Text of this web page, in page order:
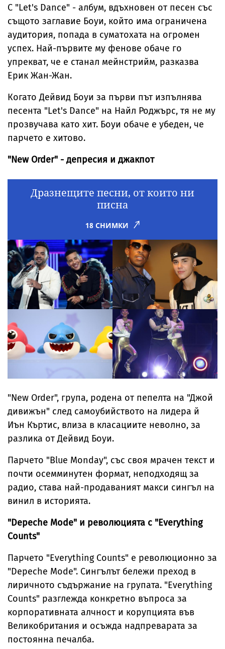
С "Let's Dance" - албум, вдъхновен от песен със
същото заглавие Боуи, който има ограничена
аудитория, попада в суматохата на огромен
успех. Най-първите му фенове обаче го
упрекват, че е станал мейнстрийм, разказва
Ерик Жан-Жан.
Когато Дейвид Боуи за първи път изпълнява
песента "Let's Dance" на Найл Роджърс, тя не му
прозвучава като хит. Боуи обаче е убеден, че
парчето е хитово.
"New Order" - депресия и джакпот
Дразнещите песни, от които ни
писна
18 СНИМКИ
"New Order", група, родена от пепелта на "Джой
дивижън" след самоубийството на лидера й
Иън Къртис, влиза в класациите неволно, за
разлика от Дейвид Боуи.
Парчето "Blue Monday", със своя мрачен текст и
почти осемминутен формат, неподходящ за
радио, става най-продаваният макси сингъл на
винил в историята.
"Depeche Mode" и революцията с "Everything
Counts"
Парчето "Everything Counts" е революционно за
"Depeche Mode". Сингълът бележи преход в
лиричното съдържание на групата. "Everything
Counts" разглежда конкретно въпроса за
корпоративната алчност и корупцията във
Великобритания и осъжда надпреварата за
постоянна печалба.